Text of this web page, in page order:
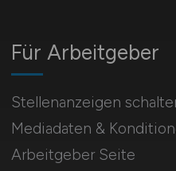
Für Arbeitgeber
Stellenanzeigen
Mediadaten &
Arbeitgeber Seite